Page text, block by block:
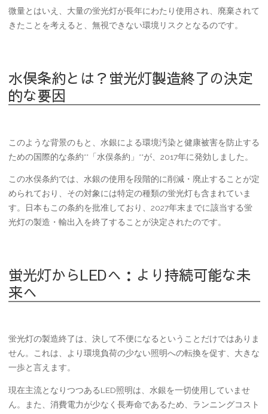
微量とはいえ、大量の蛍光灯が長年にわたり使用され、廃棄されて
きたことを考えると、無視できない環境リスクとなるのです。
水俣条約とは？蛍光灯製造終了の決定
的な要因
このような背景のもと、水銀による環境汚染と健康被害を防止する
ための国際的な条約**「水俣条約」**が、2017年に発効しました。
この水俣条約では、水銀の使用を段階的に削減・廃止することが定
められており、その対象には特定の種類の蛍光灯も含まれていま
す。日本もこの条約を批准しており、 2027年末までに該当する蛍
光灯の製造・輸出入を終了する ことが決定されたのです。
蛍光灯からLEDへ：より持続可能な未
来へ
蛍光灯の製造終了は、決して不便になるということだけではありま
せん。これは、より環境負荷の少ない照明への転換を促す、大きな
一歩と言えます。
現在主流となりつつあるLED照明は、水銀を一切使用していませ
ん。また、消費電力が少なく長寿命であるため、ランニングコスト